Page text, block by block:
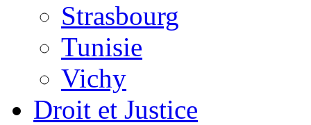
Strasbourg
Tunisie
Vichy
Droit et Justice